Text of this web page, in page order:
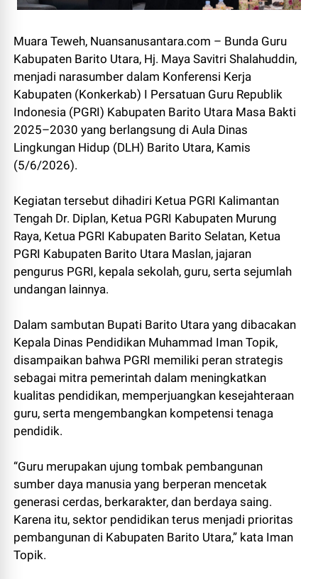
Muara Teweh, Nuansanusantara.com – Bunda Guru
Kabupaten Barito Utara, Hj. Maya Savitri Shalahuddin,
menjadi narasumber dalam Konferensi Kerja
Kabupaten (Konkerkab) I Persatuan Guru Republik
Indonesia (PGRI) Kabupaten Barito Utara Masa Bakti
2025–2030 yang berlangsung di Aula Dinas
Lingkungan Hidup (DLH) Barito Utara, Kamis
(5/6/2026).
Kegiatan tersebut dihadiri Ketua PGRI Kalimantan
Tengah Dr. Diplan, Ketua PGRI Kabupaten Murung
Raya, Ketua PGRI Kabupaten Barito Selatan, Ketua
PGRI Kabupaten Barito Utara Maslan, jajaran
pengurus PGRI, kepala sekolah, guru, serta sejumlah
undangan lainnya.
Dalam sambutan Bupati Barito Utara yang dibacakan
Kepala Dinas Pendidikan Muhammad Iman Topik,
disampaikan bahwa PGRI memiliki peran strategis
sebagai mitra pemerintah dalam meningkatkan
kualitas pendidikan, memperjuangkan kesejahteraan
guru, serta mengembangkan kompetensi tenaga
pendidik.
“Guru merupakan ujung tombak pembangunan
sumber daya manusia yang berperan mencetak
generasi cerdas, berkarakter, dan berdaya saing.
Karena itu, sektor pendidikan terus menjadi prioritas
pembangunan di Kabupaten Barito Utara,” kata Iman
Topik.